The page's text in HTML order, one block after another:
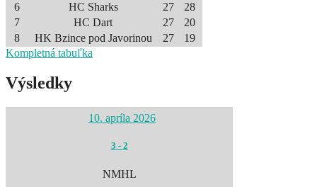
6
HC Sharks 27
28
7
HC Dart 27
20
8
HK Bzince pod Javorinou 27
19
Kompletná tabuľka
Výsledky
10. apríla 2026
3 - 2
NMHL